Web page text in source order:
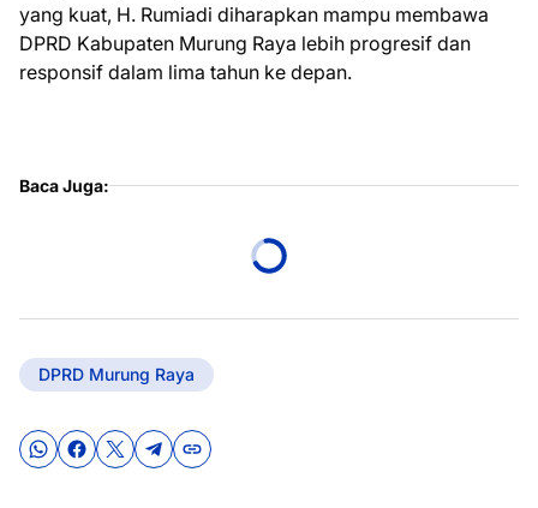
yang kuat, H. Rumiadi diharapkan mampu membawa
DPRD Kabupaten Murung Raya lebih progresif dan
responsif dalam lima tahun ke depan.
Baca Juga:
DPRD Murung Raya